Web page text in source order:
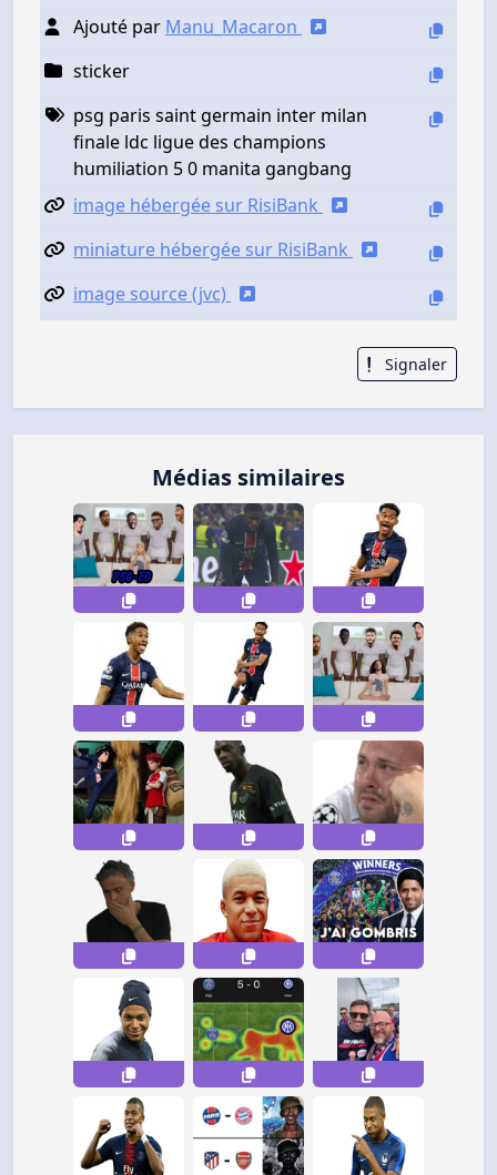
Ajouté par Manu_Macaron
sticker
psg paris saint germain inter milan
finale ldc ligue des champions
humiliation 5 0 manita gangbang
image hébergée sur RisiBank
miniature hébergée sur RisiBank
image source (jvc)
Signaler
Médias similaires